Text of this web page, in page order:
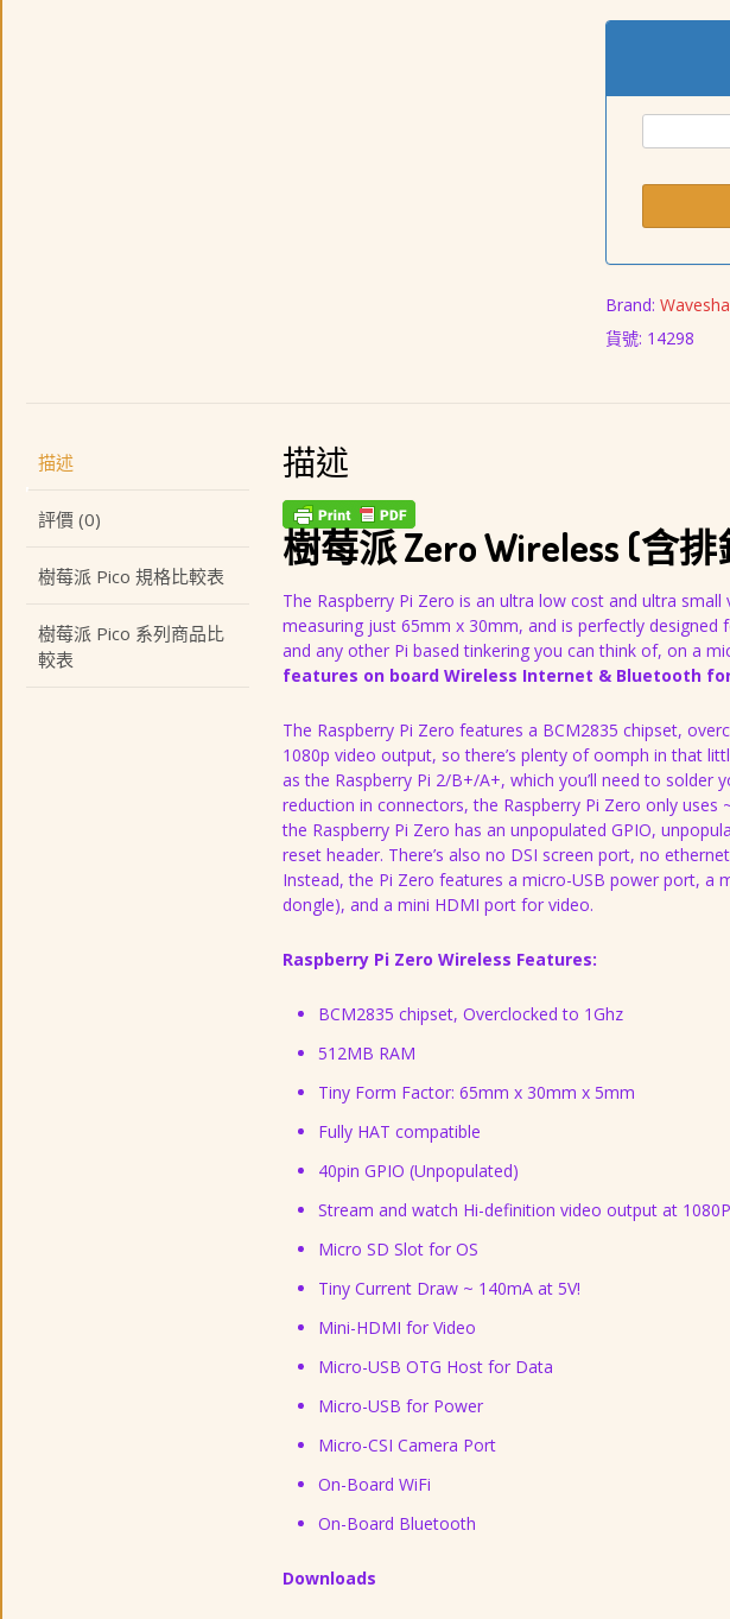
Brand:
貨號: 14298
描述
評價 (0)
樹莓派 Pico 規格比較表
樹莓派 Pico 系列商品比
較表
描述
樹莓派 Zero Wireless (含排
The Raspberry Pi Zero is an ultra low cost and ultra small
measuring just 65mm x 30mm, and is perfectly
and any other Pi based tinkering you can think of, on a
features on board Wireless Internet & Bluetooth
The Raspberry Pi Zero features a BCM2835 chipset,
1080p video output, so there’s plenty of oomph in that
as the Raspberry Pi 2/B+/A+, which you’ll need to solder
reduction in connectors, the Raspberry Pi Zero only uses
the Raspberry Pi Zero has an unpopulated GPIO,
reset header. There’s also no DSI screen port, no
Instead, the Pi Zero features a micro-USB power port, a
dongle), and a mini HDMI port for video.
Raspberry Pi Zero Wireless Features:
BCM2835 chipset, Overclocked to 1Ghz
512MB RAM
Tiny Form Factor: 65mm x 30mm x 5mm
Fully HAT compatible
40pin GPIO (Unpopulated)
Stream and watch Hi-definition video output at 1080P
Micro SD Slot for OS
Tiny Current Draw ~ 140mA at 5V!
Mini-HDMI for Video
Micro-USB OTG Host for Data
Micro-USB for Power
Micro-CSI Camera Port
On-Board WiFi
On-Board Bluetooth
Downloads